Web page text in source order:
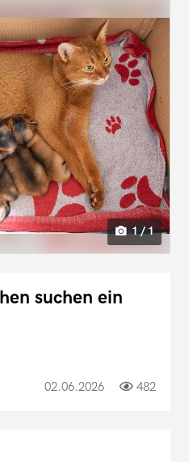
1 / 1
suchen ein
02.06.2026 482